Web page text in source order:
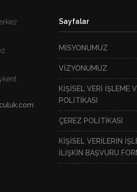
Sayfalar
MİSYONUMUZ
VİZYONUMUZ
KİŞİSEL VERİ İŞLEME
POLİTİKASI
ÇEREZ POLİTİKASI
KİŞİSEL VERİLERİN
İLİŞKİN BAŞVURU